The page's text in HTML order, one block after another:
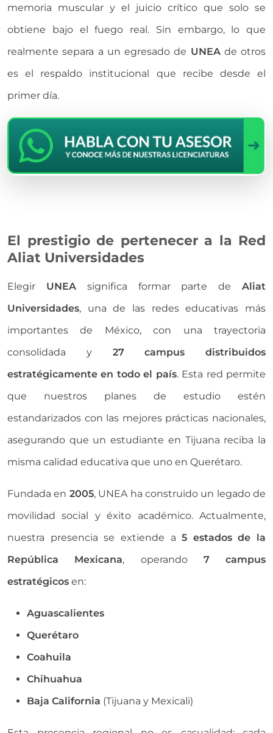
memoria muscular y el juicio crítico que solo se
obtiene bajo el fuego real. Sin embargo, lo que
realmente separa a un egresado de UNEAde otros
es el respaldo institucional que recibe desde el
primer día.
El prestigio de pertenecer a la Red
Aliat Universidades
Elegir UNEAsignifica formar parte deAliat
Universidades, una de las redes educativas más
importantes de México, con una trayectoria
consolidada y 27 campus distribuidos
estratégicamente en todo el país. Esta red permite
que nuestros planes de estudio estén
estandarizados con las mejores prácticas nacionales,
asegurando que un estudiante en Tijuana reciba la
misma calidad educativa que uno en Querétaro.
Fundada en 2005, UNEA ha construido un legado de
movilidad social y éxito académico. Actualmente,
nuestra presencia se extiende a5 estados de la
República Mexicana, operando 7 campus
estratégicos en:
Aguascalientes
Querétaro
Coahuila
Chihuahua
Baja California (Tijuana y Mexicali)